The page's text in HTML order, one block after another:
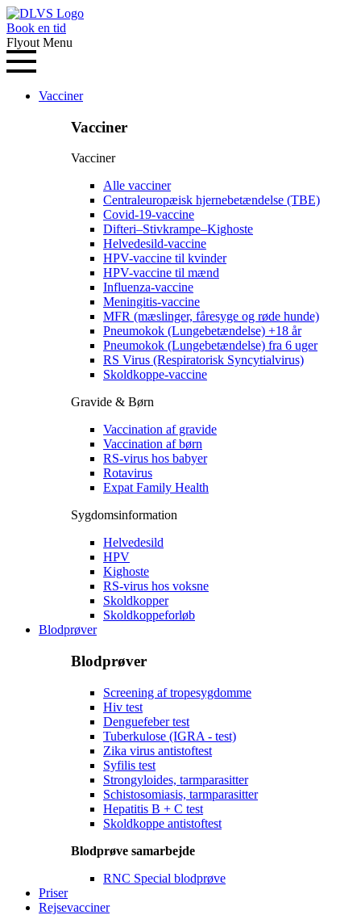
Book en tid
Flyout Menu
Vacciner
Vacciner
Vacciner
Alle vacciner
Centraleuropæisk hjernebetændelse (TBE)
Covid-19-vaccine
Difteri–Stivkrampe–Kighoste
Helvedesild-vaccine
HPV-vaccine til kvinder
HPV-vaccine til mænd
Influenza-vaccine
Meningitis-vaccine
MFR (mæslinger, fåresyge og røde hunde)
Pneumokok (Lungebetændelse) +18 år
Pneumokok (Lungebetændelse) fra 6 uger
RS Virus (Respiratorisk Syncytialvirus)
Skoldkoppe-vaccine
Gravide & Børn
Vaccination af gravide
Vaccination af børn
RS-virus hos babyer
Rotavirus
Expat Family Health
Sygdomsinformation
Helvedesild
HPV
Kighoste
RS-virus hos voksne
Skoldkopper
Skoldkoppeforløb
Blodprøver
Blodprøver
Screening af tropesygdomme
Hiv test
Denguefeber test
Tuberkulose (IGRA - test)
Zika virus antistoftest
Syfilis test
Strongyloides, tarmparasitter
Schistosomiasis, tarmparasitter
Hepatitis B + C test
Skoldkoppe antistoftest
Blodprøve samarbejde
RNC Special blodprøve
Priser
Rejsevacciner